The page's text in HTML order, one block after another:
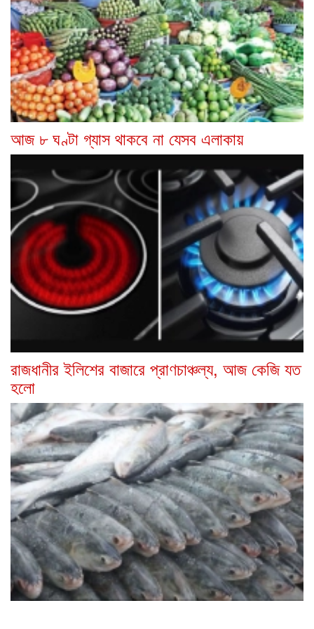
আজ ৮ ঘণ্টা গ্যাস থাকবে না যেসব এলাকায়
রাজধানীর ইলিশের বাজারে প্রাণচাঞ্চল্য, আজ কেজি যত
হলো